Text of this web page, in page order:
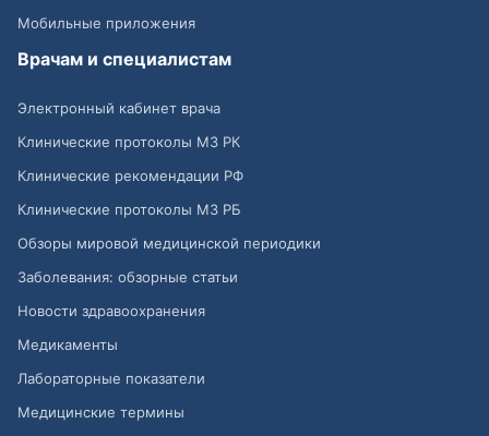
Мобильные приложения
Врачам и специалистам
Электронный кабинет врача
Клинические протоколы МЗ РК
Клинические рекомендации РФ
Клинические протоколы МЗ РБ
Обзоры мировой медицинской периодики
Заболевания: обзорные статьи
Новости здравоохранения
Медикаменты
Лабораторные показатели
Медицинские термины